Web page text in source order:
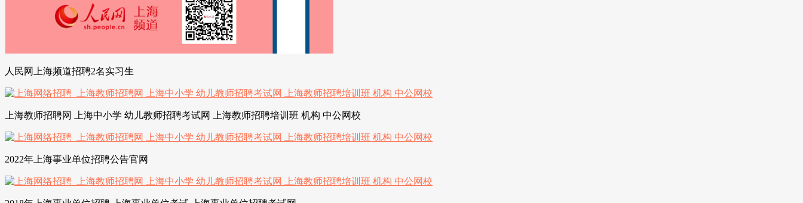
人民网上海频道招聘2名实习生
上海教师招聘网 上海中小学 幼儿教师招聘考试网 上海教师招聘培训班 机构 中公网校
2022年上海事业单位招聘公告官网